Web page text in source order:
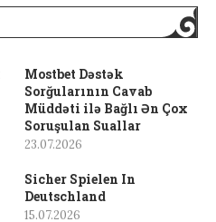
Mostbet Dəstək
Sorğularının Cavab
Müddəti ilə Bağlı Ən Çox
Soruşulan Suallar
23.07.2026
Sicher Spielen In
Deutschland
15.07.2026